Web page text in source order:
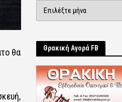
θα Θρακική Αγορά FB